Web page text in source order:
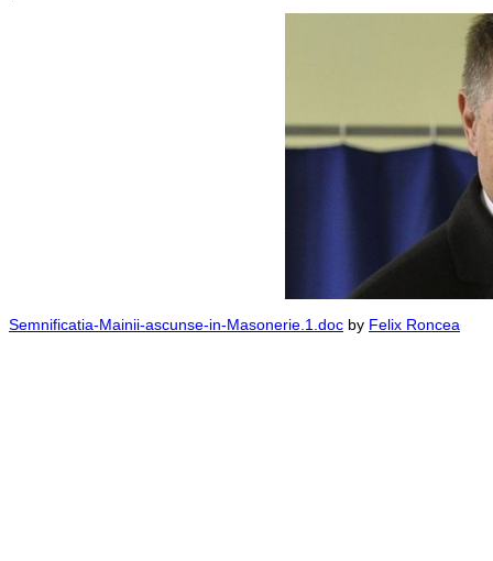
Semnificatia-Mainii-ascunse-in-Masonerie.1.doc by Felix Roncea